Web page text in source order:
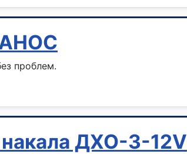
проблем.
ДХО-3-12V